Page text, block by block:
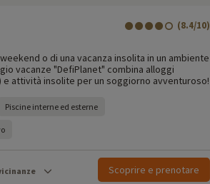
(8.4/10)
o di una vacanza insolita in un ambiente
vacanze "DefiPlanet" combina alloggi
e attività insolite per un soggiorno avventuroso!
Piscine interne ed esterne
Scoprire e prenotare